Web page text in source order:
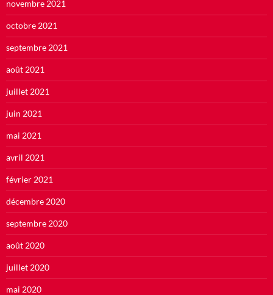
novembre 2021
octobre 2021
septembre 2021
août 2021
juillet 2021
juin 2021
mai 2021
avril 2021
février 2021
décembre 2020
septembre 2020
août 2020
juillet 2020
mai 2020